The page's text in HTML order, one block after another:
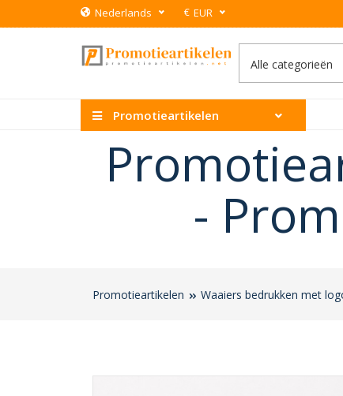
Nederlands € EUR
Promotieartikelen
-
Promotieartikelen Waaiers bedrukken met